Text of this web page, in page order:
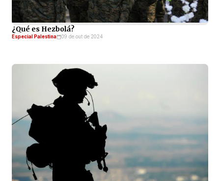
¿Qué es Hezbolá?
Especial Palestina 09 de out de 2024